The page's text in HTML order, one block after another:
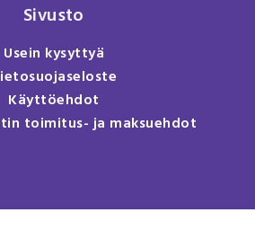
Sivusto
Usein kysyttyä
Käyttöehdot
toimitus- ja maksuehdot